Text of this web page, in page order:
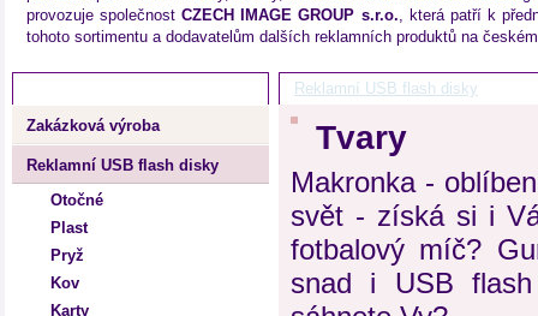
provozuje společnostCZECH IMAGE GROUP s.r.o. , která patří k
tohoto sortimentu a dodavatelům dalších reklamních produktů na
Reklamní USB flash disky
Tvary
Makronka -
svět - získá si i
fotbalový míč?
snad i USB
Zakázková výroba
Reklamní USB flash disky
Otočné
Plast
Pryž
Kov
Karty